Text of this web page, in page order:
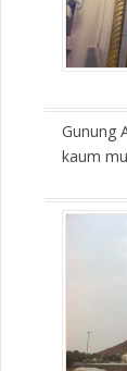
Gunung
kaum